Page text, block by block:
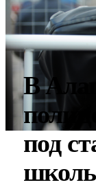
В
под